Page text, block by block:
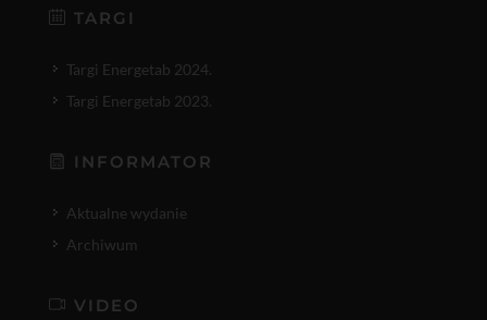
TARGI
Targi Energetab 2024.
Targi Energetab 2023.
INFORMATOR
Aktualne wydanie
Archiwum
VIDEO